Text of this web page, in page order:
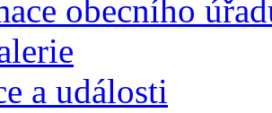
obecního
a události